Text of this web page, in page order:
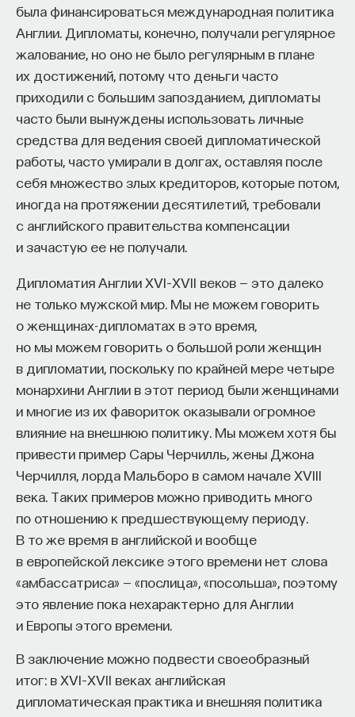
была финансироваться международная политика
Англии. Дипломаты, конечно, получали регулярное
жалование, но оно не было регулярным в плане
их достижений, потому что деньги часто
приходили с большим запозданием, дипломаты
часто были вынуждены использовать личные
средства для ведения своей дипломатической
работы, часто умирали в долгах, оставляя после
себя множество злых кредиторов, которые потом,
иногда на протяжении десятилетий, требовали
с английского правительства компенсации
и зачастую ее не получали.
Дипломатия Англии XVI–XVII веков — это далеко
не только мужской мир. Мы не можем говорить
о женщинах-дипломатах в это время,
но мы можем говорить о большой роли женщин
в дипломатии, поскольку по крайней мере четыре
монархини Англии в этот период были женщинами
и многие из их фавориток оказывали огромное
влияние на внешнюю политику. Мы можем хотя бы
привести пример Сары Черчилль, жены Джона
Черчилля, лорда Мальборо в самом начале XVIII
века. Таких примеров можно приводить много
по отношению к предшествующему периоду.
В то же время в английской и вообще
в европейской лексике этого времени нет слова
«амбассатриса» — «послица», «посольша», поэтому
это явление пока нехарактерно для Англии
и Европы этого времени.
В заключение можно подвести своеобразный
итог: в XVI–XVII веках английская
дипломатическая практика и внешняя политика